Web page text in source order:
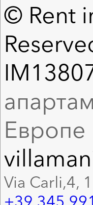
© Rent
Европе
Via Carli,4,